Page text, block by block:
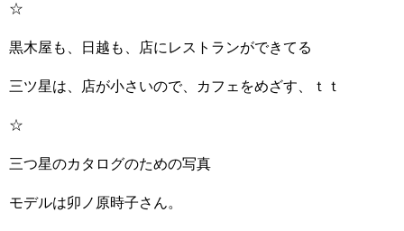
☆
黒木屋も、日越も、店にレストランができてる
三ツ星は、店が小さいので、カフェをめざす、ｔｔ
☆
三つ星のカタログのための写真
モデルは卯ノ原時子さん。